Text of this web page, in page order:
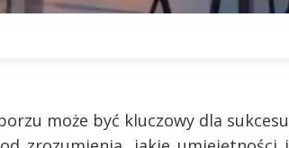
może być kluczowy dla sukcesu